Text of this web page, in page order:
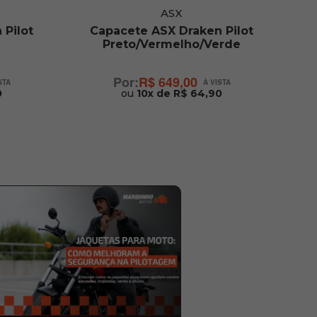
Pilot
ASX
Capacete ASX Draken Pilot
Preto/Vermelho/Verde
R$ 649,00
ou 10x de R$ 64,90